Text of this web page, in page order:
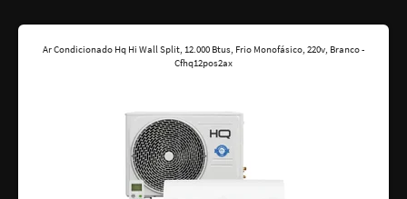
Ar Condicionado Hq Hi Wall Split, 12.000 Btus, Frio Monofásico, 220v, Branco -
Cfhq12pos2ax